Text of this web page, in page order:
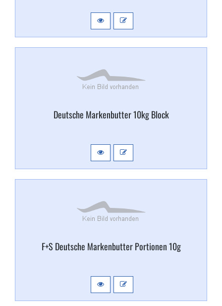
Deutsche Markenbutter 10kg Block
F+​S Deutsche Markenbutter Portionen 10g